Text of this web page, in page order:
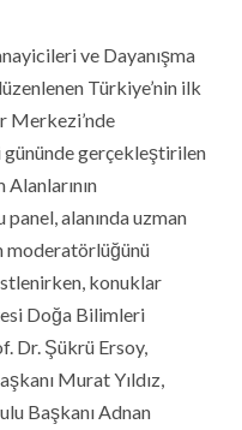
ve Dayanışma
Türkiye’nin ilk
Merkezi’nde
gününde gerçekleştirilen
alanında uzman
moderatörlüğünü
konuklar
Doğa Bilimleri
Dr. Şükrü Ersoy,
Murat Yıldız,
Başkanı Adnan